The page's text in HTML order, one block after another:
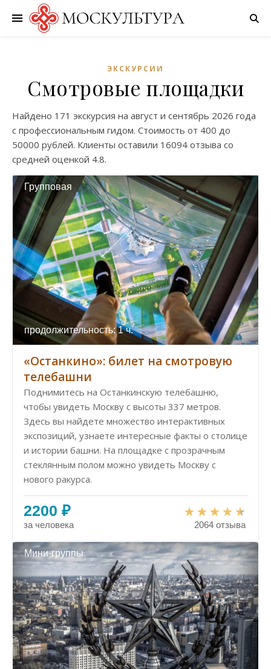
ЭКСКУРСИИ
Смотровые площадки
Найдено 171 экскурсия на август и сентябрь 2026 года
с профессиональным гидом. Стоимость от 400 до
50000 рублей. Клиенты оставили 16094 отзыва со
средней оценкой 4.8.
Групповая
продолжительность: 1 ч.
«Останкино»: билет на смотровую
телебашни
Поднимитесь на Останкинскую телебашню,
чтобы увидеть Москву с высоты 337 метров.
Здесь вы найдете множество интерактивных
экспозиций, узнаете интересные факты о столице
и истории башни. На площадке с прозрачным
стеклянным полом можно увидеть Москву с
нового ракурса.
2200 ₽
за человека 2064 отзыва
Мини-группы